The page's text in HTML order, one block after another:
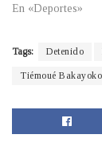
En «Deportes»
Tags: Detenido
Tiémoué Bakayoko